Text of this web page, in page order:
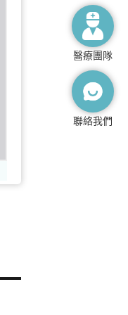
醫療團隊
聯絡我們